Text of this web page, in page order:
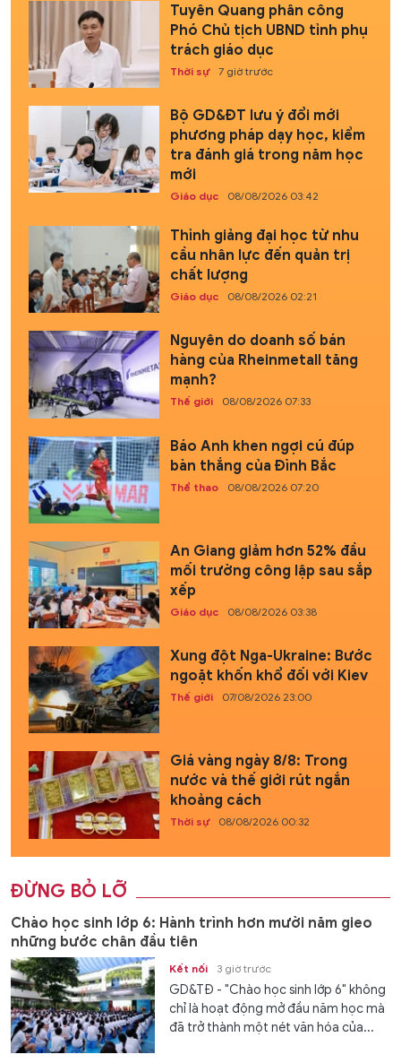
Tuyên Quang phân công
Phó Chủ tịch UBND tỉnh phụ
trách giáo dục
Thời sự 7 giờ trước
Bộ GD&ĐT lưu ý đổi mới
phương pháp dạy học, kiểm
tra đánh giá trong năm học
mới
Giáo dục 08/08/2026 03:42
Thỉnh giảng đại học từ nhu
cầu nhân lực đến quản trị
chất lượng
Giáo dục 08/08/2026 02:21
Nguyên do doanh số bán
hàng của Rheinmetall tăng
mạnh?
Thế giới 08/08/2026 07:33
Báo Anh khen ngợi cú đúp
bàn thắng của Đình Bắc
Thể thao 08/08/2026 07:20
An Giang giảm hơn 52% đầu
mối trường công lập sau sắp
xếp
Giáo dục 08/08/2026 03:38
Xung đột Nga-Ukraine: Bước
ngoặt khốn khổ đối với Kiev
Thế giới 07/08/2026 23:00
Giá vàng ngày 8/8: Trong
nước và thế giới rút ngắn
khoảng cách
Thời sự 08/08/2026 00:32
ĐỪNG BỎ LỠ
Chào học sinh lớp 6: Hành trình hơn mười năm gieo
những bước chân đầu tiên
Kết nối 3 giờ trước
GD&TĐ - "Chào học sinh lớp 6" không
chỉ là hoạt động mở đầu năm học mà
đã trở thành một nét văn hóa của...